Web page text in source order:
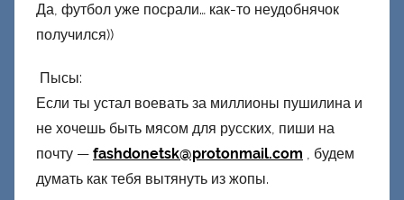
Да, футбол уже посрали… как-то неудобнячок
получился))
Пысы:
Если ты устал воевать за миллионы пушилина и
не хочешь быть мясом для русских, пиши на
почту — fashdonetsk@protonmail.com , будем
думать как тебя вытянуть из жопы.